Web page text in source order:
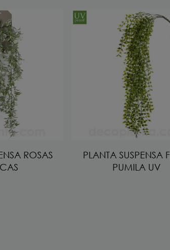
ROSAS
PLANTA SUSPENSA
PUMILA UV